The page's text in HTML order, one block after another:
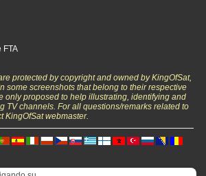
FTA
protected by copyright and owned by KingOfSat,
some screenshots that belong to their respective
only proposed to help illustrating, identifying and
TV channels. For all questions/remarks related to
KingOfSat webmaster.